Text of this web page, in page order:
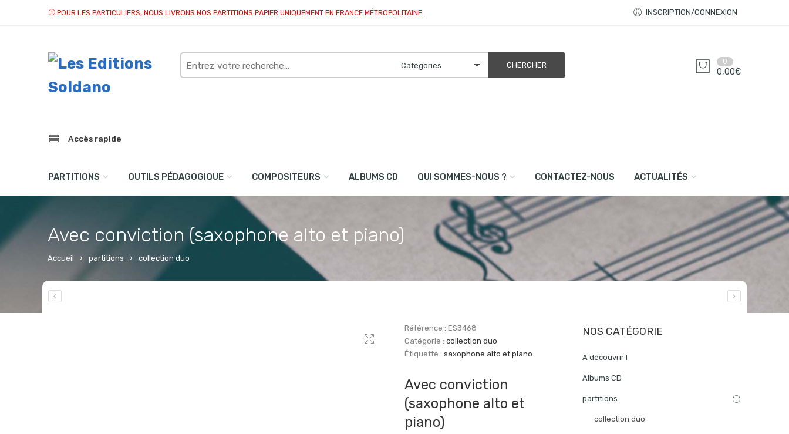
POUR LES PARTICULIERS, NOUS LIVRONS NOS PARTITIONS PAPIER UNIQUEMENT EN FRANCE MÉTROPOLITAINE. INSCRIPTION/CONNEXION
Search
here
0
0,00€
Accès rapide
PARTITIONS OUTILS PÉDAGOGIQUE COMPOSITEURS ALBUMS CD QUI SOMMES-NOUS ? CONTACTEZ-NOUS ACTUALITÉS
Avec conviction (saxophone alto et piano)
Accueil partitions collection duo
Référence : ES3468
Catégorie : collection duo
Étiquette : saxophone alto et piano
Avec conviction
(saxophone alto et
piano)
NOS CATÉGORIE
A découvrir !
Albums CD
partitions
collection duo